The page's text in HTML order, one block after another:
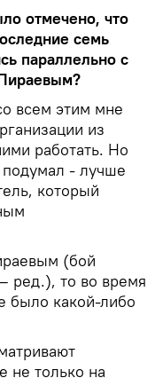
отмечено, что
семь
параллельно с
всем этим мне
из
работать. Но
подумал - лучше
который
(бой
ред.), то во время
было какой-либо
не только на